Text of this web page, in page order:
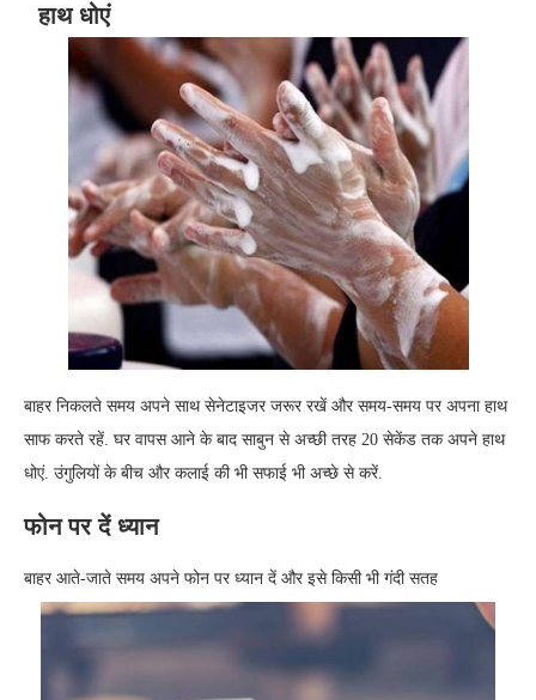
हाथ धोएं
बाहर निकलते समय अपने साथ सेनेटाइजर जरूर रखें और समय-समय पर अपना हाथ
साफ करते रहें. घर वापस आने के बाद साबुन से अच्छी तरह 20 सेकेंड तक अपने हाथ
धोएं. उंगुलियों के बीच और कलाई की भी सफाई भी अच्छे से करें.
फोन पर दें ध्यान
बाहर आते-जाते समय अपने फोन पर ध्यान दें और इसे किसी भी गंदी सतह